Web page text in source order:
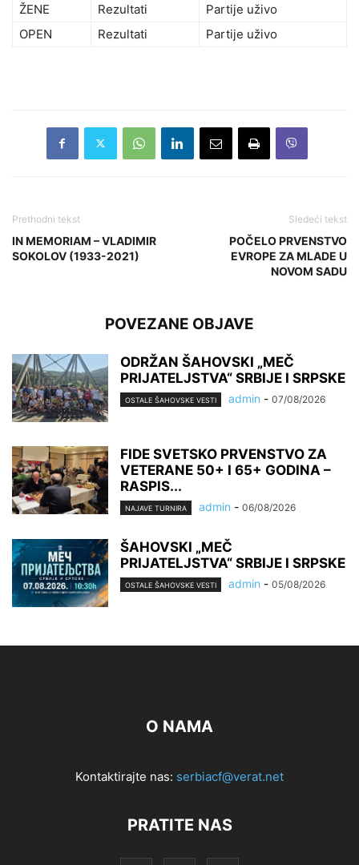
ŽENE
Rezultati
Partije uživo
OPEN
Rezultati Partije uživo
Prethodni tekst
IN MEMORIAM – VLADIMIR
SOKOLOV (1933-2021)
Sledeći tekst
POČELO PRVENSTVO
EVROPE ZA MLADE U
NOVOM SADU
POVEZANE OBJAVE
ODRŽAN ŠAHOVSKI „MEČ
PRIJATELJSTVA“ SRBIJE I SRPSKE
OSTALE ŠAHOVSKE VESTI admin - 07/08/2026
FIDE SVETSKO PRVENSTVO ZA
VETERANE 50+ I 65+ GODINA –
RASPIS...
NAJAVE TURNIRA admin - 06/08/2026
ŠAHOVSKI „MEČ
PRIJATELJSTVA“ SRBIJE I SRPSKE
OSTALE ŠAHOVSKE VESTI admin - 05/08/2026
O NAMA
Kontaktirajte nas: serbiacf@verat.net
PRATITE NAS